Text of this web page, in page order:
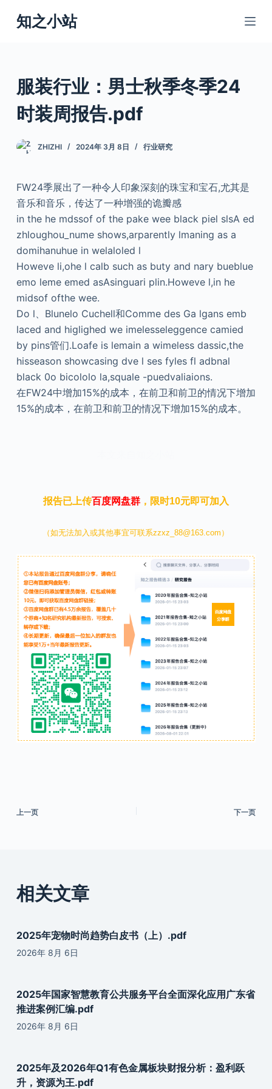
跳
过
知之小站
服装行业：男士秋季冬季24
时装周报告.pdf
ZHIZHI 2024年 3月 8日 行业研究
FW24季展出了一种令人印象深刻的珠宝和宝石,尤其是
音乐和音乐，传达了一种增强的诡瓣感
in the he mdssof of the pake wee black piel slsA ed
zhloughou_nume shows,arparently lmaning as a
domihanuhue in welaloled l
Howeve li,ohe l calb such as buty and nary bueblue
emo leme emed asAsinguari plin.Howeve l,in he
midsof ofthe wee.
Do l、Blunelo Cuchell和Comme des Ga lgans emb
laced and higlighed we imelesseleggence camied
by pins管们.Loafe is lemain a wimeless dassic,the
hisseason showcasing dve l ses fyles fl adbnal
black 0o bicololo la,squale -puedvaliaions.
在FW24中增加15%的成本，在前卫和前卫的情况下增加
15%的成本，在前卫和前卫的情况下增加15%的成本。
报告已上传百度网盘群，限时10元即可加入
（如无法加入或其他事宜可联系zzxz_88@163.com）
上一页 下一页
相关文章
2025年宠物时尚趋势白皮书（上）.pdf
2026年 8月 6日
2025年国家智慧教育公共服务平台全面深化应用广东省
推进案例汇编.pdf
2026年 8月 6日
2025年及2026年Q1有色金属板块财报分析：盈利跃
升，资源为王.pdf